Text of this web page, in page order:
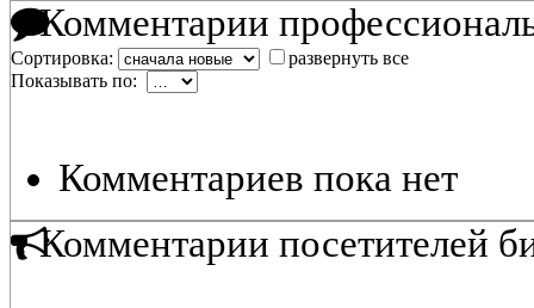
Комментарии
Сортировка:
развернуть все
Показывать по:
Комментариев пока нет
Комментарии посетителей